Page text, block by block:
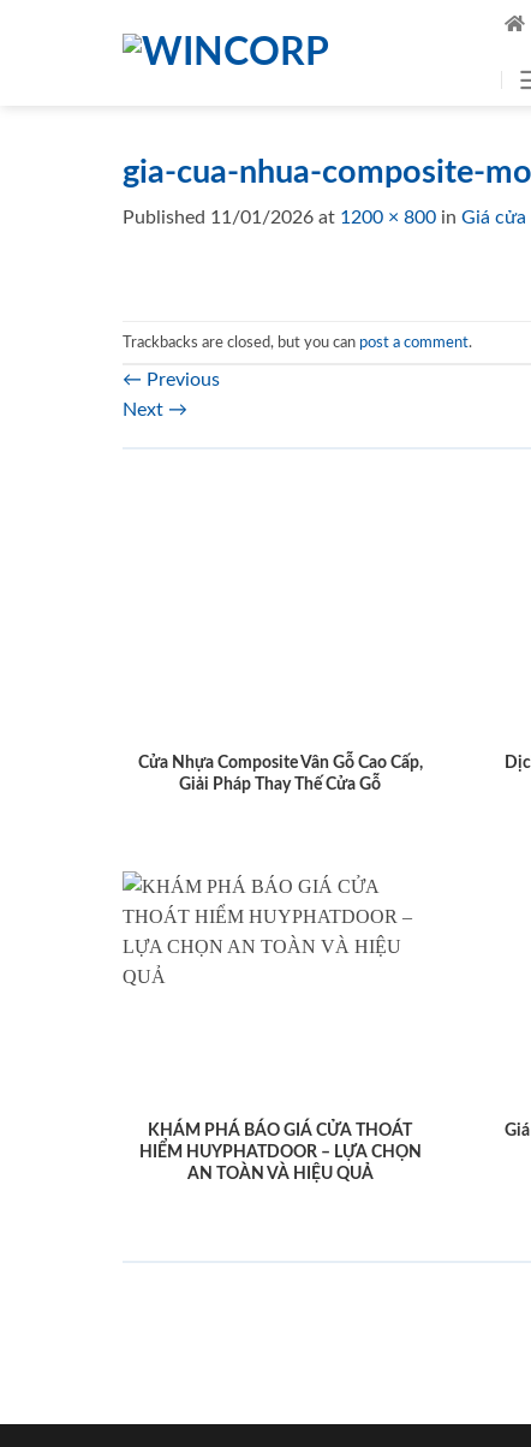
gia-cua-nhua-composite-
Published 11/01/2026 at 1200 × 800 in Giá
Trackbacks are closed, but you can post a comment.
← Previous
Next →
Cửa Nhựa Composite Vân Gỗ Cao Cấp,
Giải Pháp Thay Thế Cửa Gỗ
KHÁM PHÁ BÁO GIÁ CỬA THOÁT
HIỂM HUYPHATDOOR – LỰA CHỌN
AN TOÀN VÀ HIỆU QUẢ